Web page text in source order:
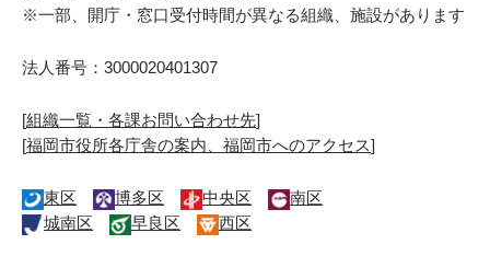
※一部、開庁・窓口受付時間が異なる組織、施設があります
法人番号：3000020401307
[組織一覧・各課お問い合わせ先]
[福岡市役所各庁舎の案内、福岡市へのアクセス]
東区 博多区 中央区
南区
城南区
早良区 西区